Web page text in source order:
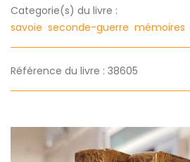
Categorie(s) du livre :
savoie seconde-guerre mémoires
Référence du livre : 38605